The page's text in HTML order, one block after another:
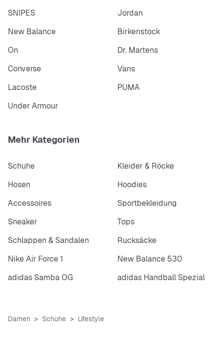
SNIPES
Jordan
New Balance
Birkenstock
On
Dr. Martens
Converse
Vans
Lacoste
PUMA
Under Armour
Mehr Kategorien
Schuhe
Kleider & Röcke
Hosen
Hoodies
Accessoires
Sportbekleidung
Sneaker
Tops
Schlappen & Sandalen
Rucksäcke
Nike Air Force 1
New Balance 530
adidas Samba OG
adidas Handball Spezial
Damen Schuhe Lifestyle